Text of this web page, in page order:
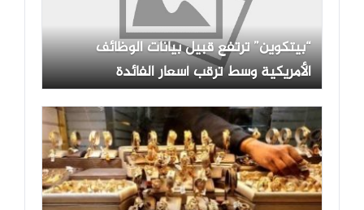
“بيتكوين” ترتفع قبيل بيانات الوظائف
الأمريكية وسط ترقب أسعار الفائدة